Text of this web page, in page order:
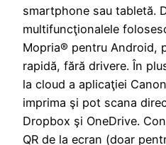
smartphone sau tabletă.
multifuncţionalele
Mopria® pentru Android,
rapidă, fără drivere. În
la cloud a aplicaţiei
imprima şi pot scana
Dropbox şi OneDrive.
QR de la ecran (doar